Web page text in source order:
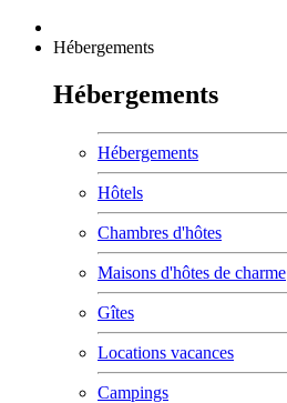
Hébergements
Hébergements
Hébergements
Hôtels
Chambres d'hôtes
Maisons d'hôtes de charme
Gîtes
Locations vacances
Campings